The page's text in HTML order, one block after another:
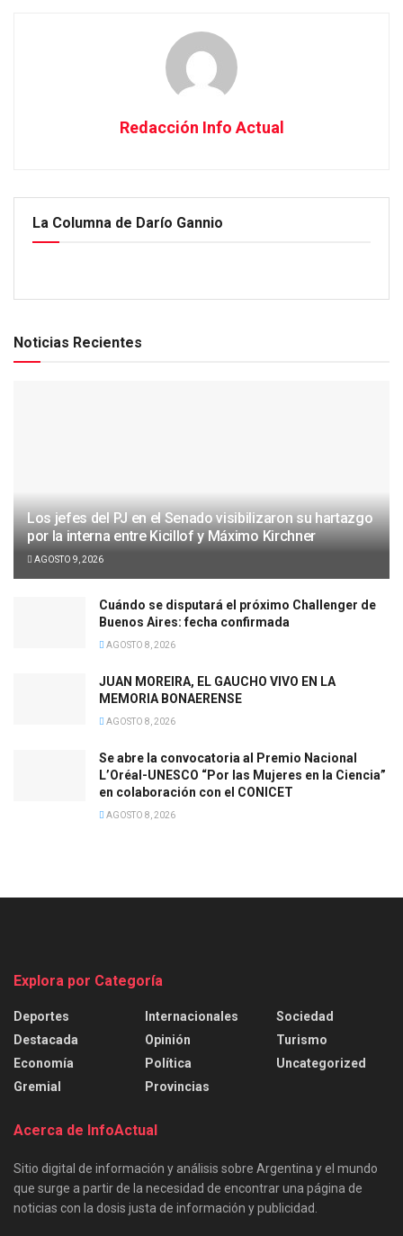
Redacción Info Actual
La Columna de Darío Gannio
Noticias Recientes
Los jefes del PJ en el Senado visibilizaron su hartazgo
por la interna entre Kicillof y Máximo Kirchner
AGOSTO 9, 2026
Cuándo se disputará el próximo Challenger de
Buenos Aires: fecha confirmada
AGOSTO 8, 2026
JUAN MOREIRA, EL GAUCHO VIVO EN LA
MEMORIA BONAERENSE
AGOSTO 8, 2026
Se abre la convocatoria al Premio Nacional
L’Oréal-UNESCO “Por las Mujeres en la Ciencia”
en colaboración con el CONICET
AGOSTO 8, 2026
Explora por Categoría
Deportes
Destacada
Economía
Gremial
Internacionales
Opinión
Política
Provincias
Sociedad
Turismo
Uncategorized
Acerca de InfoActual
Sitio digital de información y análisis sobre Argentina y el mundo
que surge a partir de la necesidad de encontrar una página de
noticias con la dosis justa de información y publicidad.